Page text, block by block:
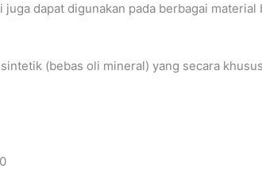
dapat digunakan pada berbagai
(bebas oli mineral) yang secara